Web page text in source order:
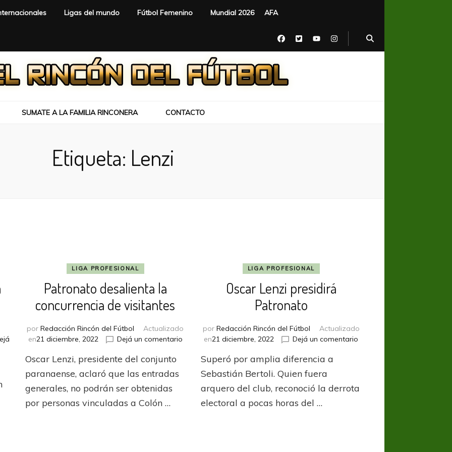
Ligas del mundo Fútbol Femenino Mundial 2026 AFA
SUMATE A LA FAMILIA RINCONERA CONTACTO
Etiqueta: Lenzi
LIGA PROFESIONAL
Patronato desalienta la
concurrencia de visitantes
porRedacción Rincón del Fútbol
Actualizado
en21 diciembre, 2022 Dejá un comentarioen
desalienta
visitantes
Oscar Lenzi, presidente del conjunto
paranaense, aclaró que las entradas
generales, no podrán ser obtenidas
por personas vinculadas a Colón …
LIGA PROFESIONAL
Oscar Lenzi presidirá
Patronato
por Redacción Rincón del Fútbol
Actualizado
en21 diciembre, 2022 Dejá un comentario
Superó por amplia diferencia a
Sebastián Bertoli. Quien fuera
arquero del club, reconoció la derrota
electoral a pocas horas del …